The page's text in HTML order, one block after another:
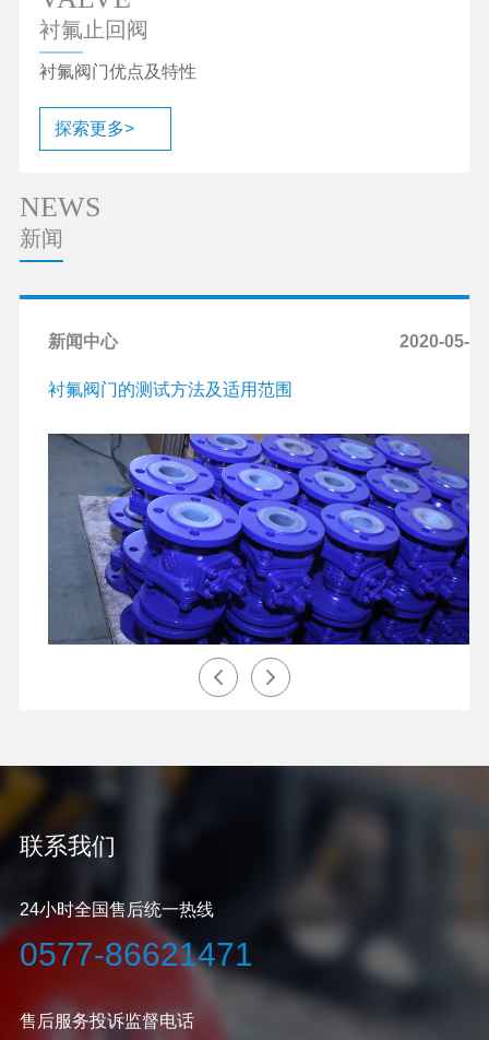
衬氟止回阀
衬氟阀门优点及特性
探索更多>
NEWS
新闻
2020-05-
新闻中心
衬氟阀门的测试方法及适用范围
联系我们
24小时全国售后统一热线
0577-86621471
售后服务投诉监督电话